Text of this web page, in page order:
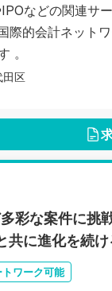
などの関連サ
際的会計ネット
。
田区
彩な案件に挑
共に進化を続
トワーク可能